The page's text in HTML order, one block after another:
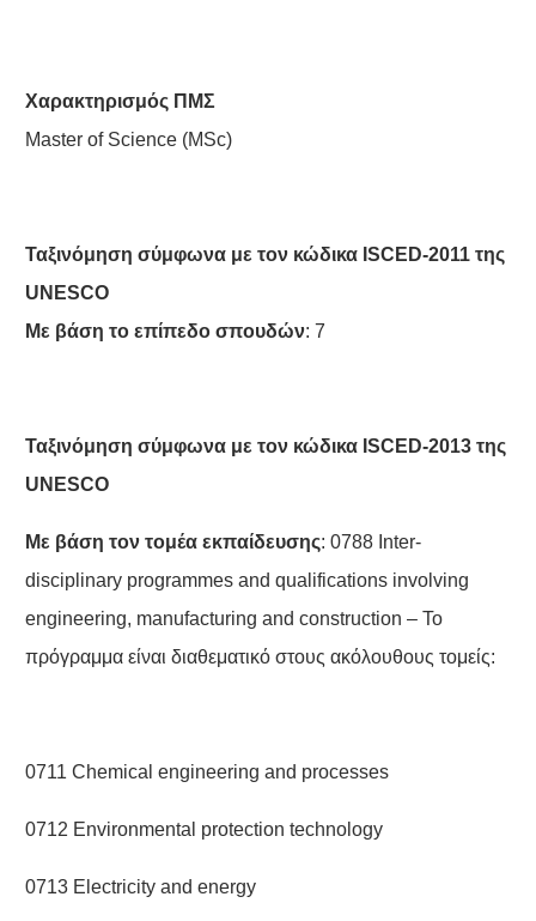
Χαρακτηρισμός ΠΜΣ
Master of Science (MSc)
Ταξινόμηση σύμφωνα με τον κώδικα ISCED-2011 της
UNESCO
Με βάση το επίπεδο σπουδών: 7
Ταξινόμηση σύμφωνα με τον κώδικα ISCED-2013 της
UNESCO
Mε βάση τον τομέα εκπαίδευσης: 0788 Inter-
disciplinary programmes and qualifications involving
engineering, manufacturing and construction – Το
πρόγραμμα είναι διαθεματικό στους ακόλουθους τομείς:
0711 Chemical engineering and processes
0712 Environmental protection technology
0713 Electricity and energy